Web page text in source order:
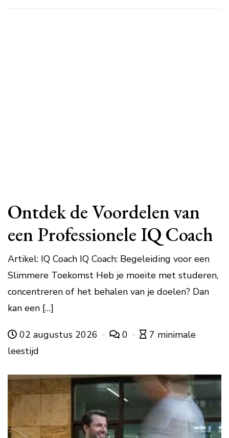
Ontdek de Voordelen van
een Professionele IQ Coach
Artikel: IQ Coach IQ Coach: Begeleiding voor een
Slimmere Toekomst Heb je moeite met studeren,
concentreren of het behalen van je doelen? Dan
kan een […]
02 augustus 2026 0
7 minimale
leestijd